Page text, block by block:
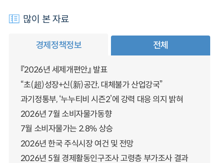
많이 본 자료
경제정책정보 전체
『2026년 세제개편안』 발표
“초(超)성장+신(新)공간, 대체불가 산업강국”
과기정통부, ‘누누티비 시즌2’에 강력 대응 의지 밝혀
2026년 7월 소비자물가동향
7월 소비자물가는 2.8% 상승
2026년 한국 주식시장 여건 및 전망
2026년 5월 경제활동인구조사 고령층 부가조사 결과